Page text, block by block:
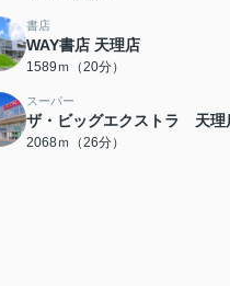
書店
WAY書店 天理店
1589ｍ（20分）
スーパー
ザ・ビッグエクストラ 天理
2068ｍ（26分）